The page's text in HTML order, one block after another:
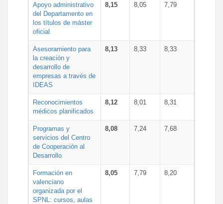
Apoyo administrativo
del Departamento en
los títulos de máster
oficial
8,15 8,05 7,79
Asesoramiento para
la creación y
desarrollo de
empresas a través de
IDEAS
8,13 8,33 8,33
Reconocimientos
médicos planificados
8,12 8,01 8,31
Programas y
servicios del Centro
de Cooperación al
Desarrollo
8,08 7,24 7,68
Formación en
valenciano
organizada por el
SPNL: cursos, aulas
8,05 7,79 8,20